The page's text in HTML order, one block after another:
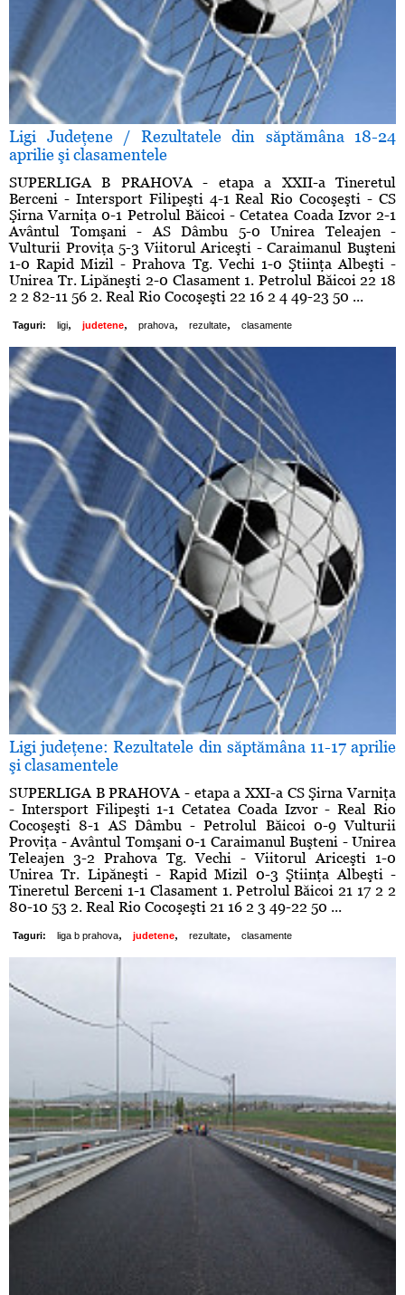
Ligi Judeţene / Rezultatele din săptămâna 18-24
aprilie şi clasamentele
SUPERLIGA B PRAHOVA - etapa a XXII-a Tineretul
Berceni - Intersport Filipeşti 4-1 Real Rio Cocoşeşti - CS
Şirna Varniţa 0-1 Petrolul Băicoi - Cetatea Coada Izvor 2-1
Avântul Tomşani - AS Dâmbu 5-0 Unirea Teleajen -
Vulturii Proviţa 5-3 Viitorul Ariceşti - Caraimanul Buşteni
1-0 Rapid Mizil - Prahova Tg. Vechi 1-0 Ştiinţa Albeşti -
Unirea Tr. Lipăneşti 2-0 Clasament 1. Petrolul Băicoi 22 18
2 2 82-11 56 2. Real Rio Cocoşeşti 22 16 2 4 49-23 50 ...
Taguri: ligi, judetene, prahova, rezultate, clasamente
Ligi judeţene: Rezultatele din săptămâna 11-17 aprilie
şi clasamentele
SUPERLIGA B PRAHOVA - etapa a XXI-a CS Şirna Varniţa
- Intersport Filipeşti 1-1 Cetatea Coada Izvor - Real Rio
Cocoşeşti 8-1 AS Dâmbu - Petrolul Băicoi 0-9 Vulturii
Proviţa - Avântul Tomşani 0-1 Caraimanul Buşteni - Unirea
Teleajen 3-2 Prahova Tg. Vechi - Viitorul Ariceşti 1-0
Unirea Tr. Lipăneşti - Rapid Mizil 0-3 Ştiinţa Albeşti -
Tineretul Berceni 1-1 Clasament 1. Petrolul Băicoi 21 17 2 2
80-10 53 2. Real Rio Cocoşeşti 21 16 2 3 49-22 50 ...
Taguri: liga b prahova, judetene, rezultate, clasamente